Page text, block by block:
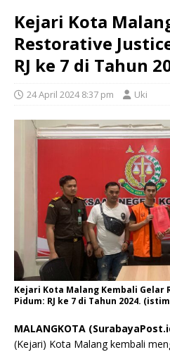
Kejari Kota
Restorative
RJ ke 7 di Tahun
24 April 2024 8:37 pm Uki
Kejari Kota Malang Kembali Gelar
Pidum: RJ ke 7 di Tahun 2024.
MALANGKOTA
(Kejari) Kota Malang kembali